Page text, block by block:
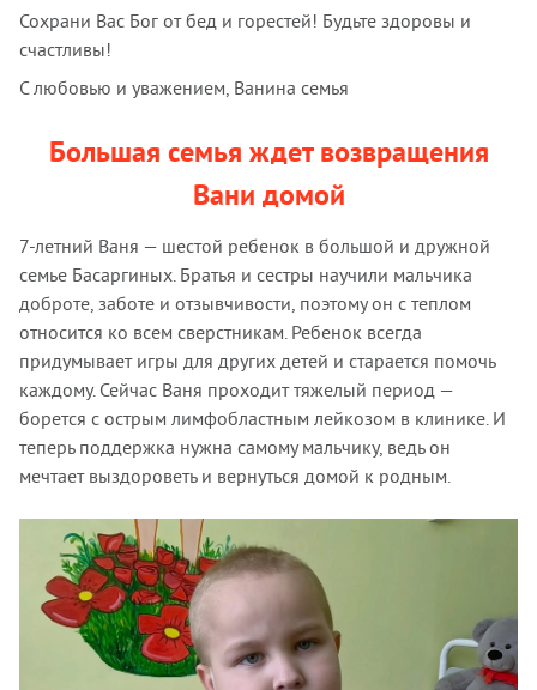
Сохрани Вас Бог от бед и горестей! Будьте здоровы и
счастливы!
С любовью и уважением, Ванина семья
Большая семья ждет возвращения
Вани домой
7-летний Ваня — шестой ребенок в большой и дружной
семье Басаргиных. Братья и сестры научили мальчика
доброте, заботе и отзывчивости, поэтому он с теплом
относится ко всем сверстникам. Ребенок всегда
придумывает игры для других детей и старается помочь
каждому. Сейчас Ваня проходит тяжелый период —
борется с острым лимфобластным лейкозом в клинике. И
теперь поддержка нужна самому мальчику, ведь он
мечтает выздороветь и вернуться домой к родным.